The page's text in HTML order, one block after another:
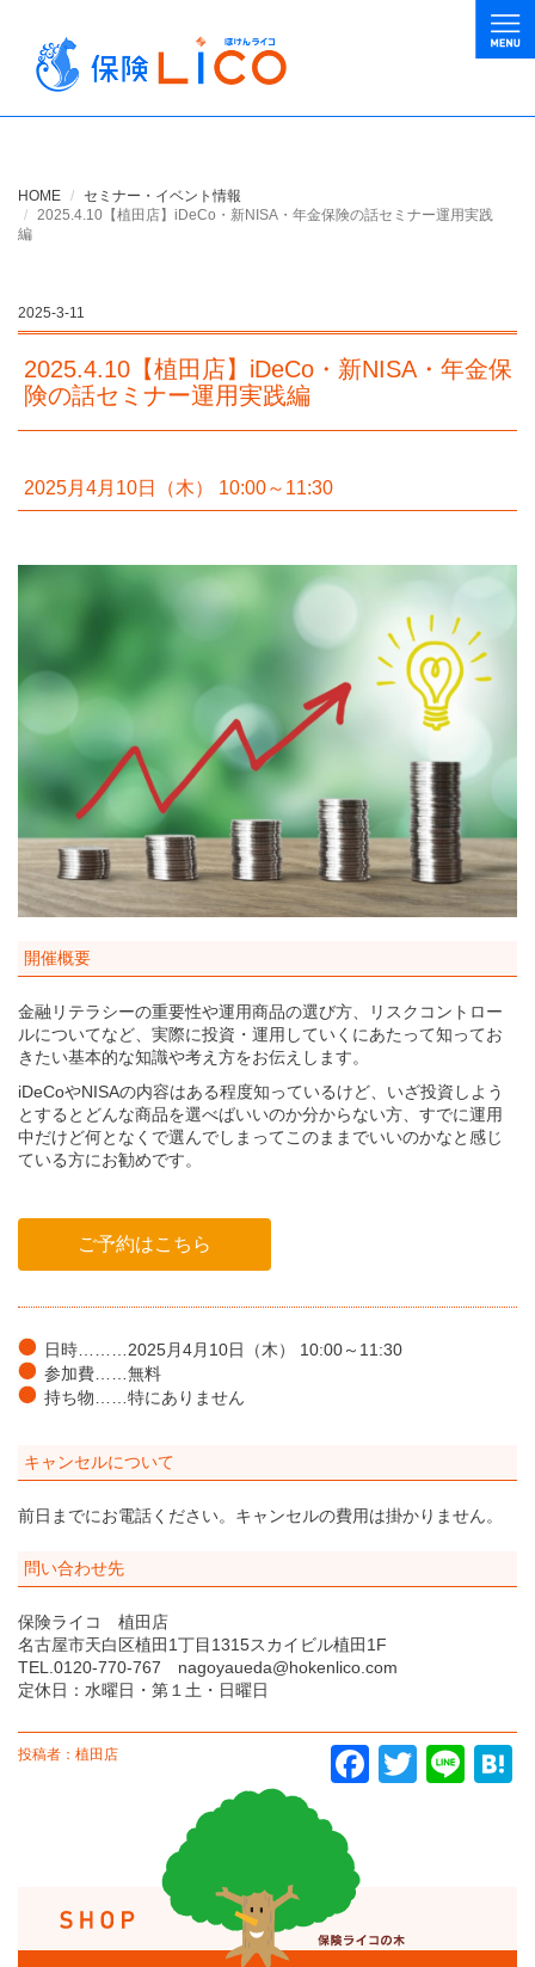
HOME
セミナー・イベント情報
2025.4.10【植田店】iDeCo・新NISA・年金保険の話セミナー運用実践
編
2025-3-11
2025.4.10【植田店】iDeCo・新NISA・年金保
険の話セミナー運用実践編
2025月4月10日（木） 10:00～11:30
開催概要
金融リテラシーの重要性や運用商品の選び方、リスクコントロー
ルについてなど、実際に投資・運用していくにあたって知ってお
きたい基本的な知識や考え方をお伝えします。
iDeCoやNISAの内容はある程度知っているけど、いざ投資しよう
とするとどんな商品を選べばいいのか分からない方、すでに運用
中だけど何となくで選んでしまってこのままでいいのかなと感じ
ている方にお勧めです。
ご予約はこちら
日時………2025月4月10日（木） 10:00～11:30
参加費……無料
持ち物……特にありません
キャンセルについて
前日までにお電話ください。キャンセルの費用は掛かりません。
問い合わせ先
保険ライコ 植田店
名古屋市天白区植田1丁目1315スカイビル植田1F
TEL.0120-770-767 nagoyaueda@hokenlico.com
定休日：水曜日・第１土・日曜日
投稿者：植田店
FacebookTwitter Line